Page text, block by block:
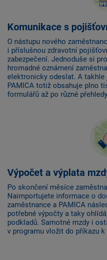
Komunikace s
O nástupu nového
i příslušnou zdravotní
zabezpečení. Jednoduše si
hromadné oznámení
elektronicky odeslat. A takhle
PAMICA totiž obsahuje plno
formulářů až po různé
Výpočet a výplata
Po skončení měsíce
Naimportujete informace o
zaměstnance a PAMICA
potřebné výpočty a taky
podkladů. Samotné mzdy i
v programu vložit do příkazu